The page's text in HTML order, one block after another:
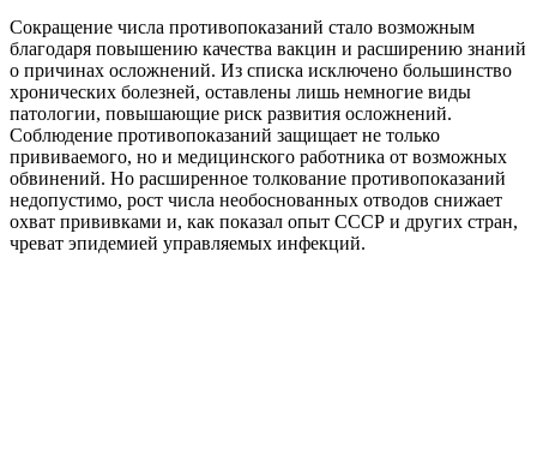
Сокращение числа противопоказаний стало возможным
благодаря повышению качества вакцин и расширению знаний
о причинах осложнений. Из списка исключено большинство
хронических болезней, оставлены лишь немногие виды
патологии, повышающие риск развития осложнений.
Соблюдение противопоказаний защищает не только
прививаемого, но и медицинского работника от возможных
обвинений. Но расширенное толкование противопоказаний
недопустимо, рост числа необоснованных отводов снижает
охват прививками и, как показал опыт СССР и других стран,
чреват эпидемией управляемых инфекций.